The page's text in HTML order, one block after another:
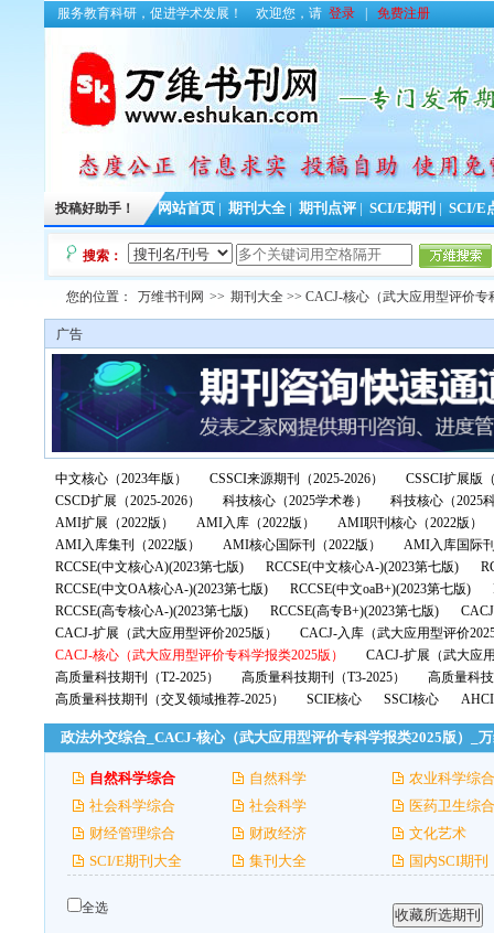
服务教育科研，促进学术发展！ 欢迎您，请 登录 免费注册
投稿好助手！ 网站首页 期刊大全 期刊点评 SCI/E期刊 SCI/E
搜索：
您的位置： 万维书刊网 >> 期刊大全 >> CACJ-核心（武大应用型评价专
广告
中文核心（2023年版） CSSCI来源期刊（2025-2026）
CSSCI扩展版
CSCD扩展（2025-2026）
科技核心（2025学术卷）
科技核心（2025
AMI扩展（2022版）
AMI入库（2022版）
AMI职刊核心（2022版）
AMI入库集刊（2022版）
AMI核心国际刊（2022版）
AMI入库国际
RCCSE(中文核心A)(2023第七版)
RCCSE(中文核心A-)(2023第七版)
RCCSE(中文OA核心A-)(2023第七版)
RCCSE(中文oaB+)(2023第七版)
RCCSE(高专核心A-)(2023第七版)
RCCSE(高专B+)(2023第七版)
CACJ-扩展（武大应用型评价2025版）
CACJ-入库（武大应用型评价
CACJ-核心（武大应用型评价专科学报类2025版）
CACJ-扩展（武大应
高质量科技期刊（T2-2025）
高质量科技期刊（T3-2025）
高质量科
高质量科技期刊（交叉领域推荐-2025）
SCIE核心 SSCI核心
政法外交综合_CACJ-核心（武大应用型评价专科学报类2025版）_
自然科学综合 自然科学
农业科学综合
社会科学综合
社会科学
医药卫生综合
财经管理综合
财政经济
文化艺术
SCI/E期刊大全
集刊大全 国内SCI期刊
全选